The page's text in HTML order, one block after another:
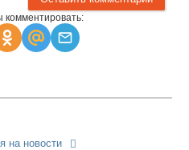
комментировать:
на новости